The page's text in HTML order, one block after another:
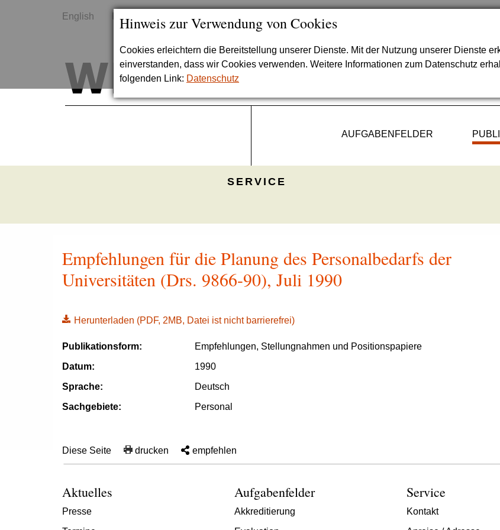
Hinweis zur Verwendung von Cookies
Cookies erleichtern die Bereitstellung unserer Dienste. Mit der Nutzung unserer Dienste
einverstanden, dass wir Cookies verwenden. Weitere Informationen zum Datenschutz
folgenden Link: Datenschutz
English
AUFGABENFELDER
SERVICE
Empfehlungen für die Planung des Personalbedarfs der
Universitäten (Drs. 9866-90), Juli 1990
Herunterladen (PDF, 2MB, Datei ist nicht barrierefrei)
Publikationsform:
Empfehlungen, Stellungnahmen und Positionspapiere
Datum:
1990
Sprache:
Deutsch
Sachgebiete:
Personal
Diese Seite drucken empfehlen
Aktuelles
Presse
Aufgabenfelder
Akkreditierung
Service
Kontakt